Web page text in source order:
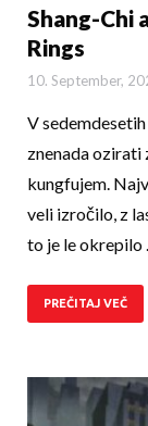
Shang-Chi
Rings
10. September,
V
znenada ozirati
kungfujem.
veli izročilo, z
to je le okrepilo
PREČITAJ VEČ